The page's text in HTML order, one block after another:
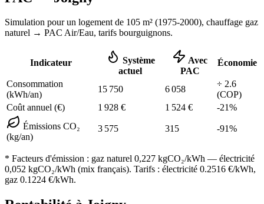
Simulation pour un logement de 105 m² (1975-2000), chauffage gaz
naturel → PAC Air/Eau, tarifs bourguignons.
Indicateur
Système
actuel
Avec
PAC
Économie
Consommation
(kWh/an)
15 750 6 058
÷ 2.6
(COP)
Coût annuel (€)
1 928 € 1 524 € -21%
Émissions CO₂
(kg/an)
3 575 315 -91%
* Facteurs d'émission : gaz naturel 0,227 kgCO₂/kWh — électricité
0,052 kgCO₂/kWh (mix français). Tarifs : électricité 0.2516 €/kWh,
gaz 0.1224 €/kWh.